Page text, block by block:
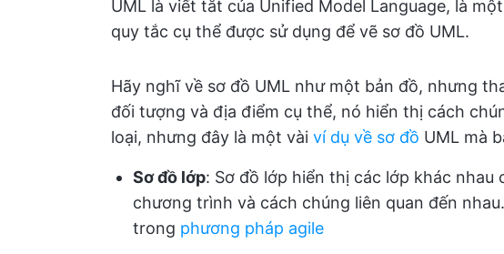
UML là viết tắt của Unified Model Language, là
quy tắc cụ thể được sử dụng để vẽ sơ đồ UML.
Hãy nghĩ về sơ đồ UML như một bản đồ, nhưng
đối tượng và địa điểm cụ thể, nó hiển thị cách
loại, nhưng đây là một vài ví dụ về sơ đồ UML mà
Sơ đồ lớp: Sơ đồ lớp hiển thị các lớp khác
chương trình và cách chúng liên quan đến
trong phương pháp agile